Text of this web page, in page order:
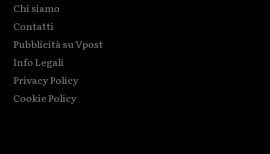
Chi siamo
Contatti
Pubblicità su Vpost
Info Legali
Privacy Policy
Cookie Policy